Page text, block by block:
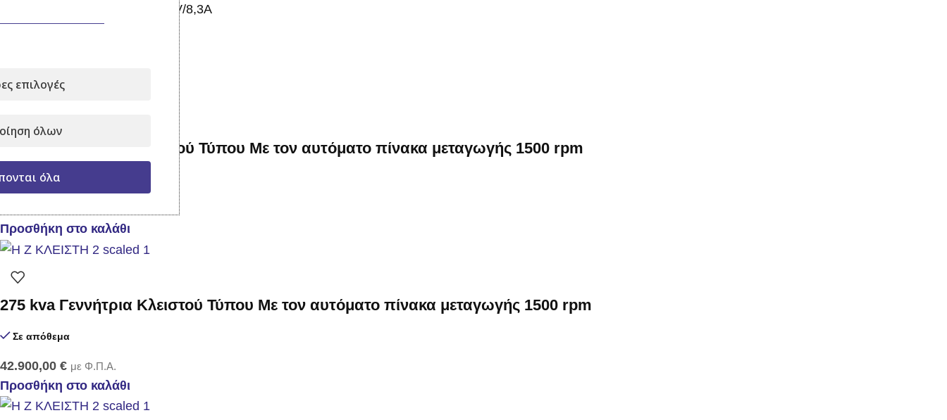
Παροχή συνεχούς ρεύματος 12V/8,3A
66 kva Γεννήτρια Κλειστού Τύπου Με τον αυτόματο πίνακα μεταγωγής 1500 rpm
Σε απόθεμα
Προσθήκη στο καλάθι
275 kva Γεννήτρια Κλειστού Τύπου Με τον αυτόματο πίνακα μεταγωγής 1500 rpm
Σε απόθεμα
42.900,00 € με Φ.Π.Α.
Προσθήκη στο καλάθι
επιλογές
όλων
όλα